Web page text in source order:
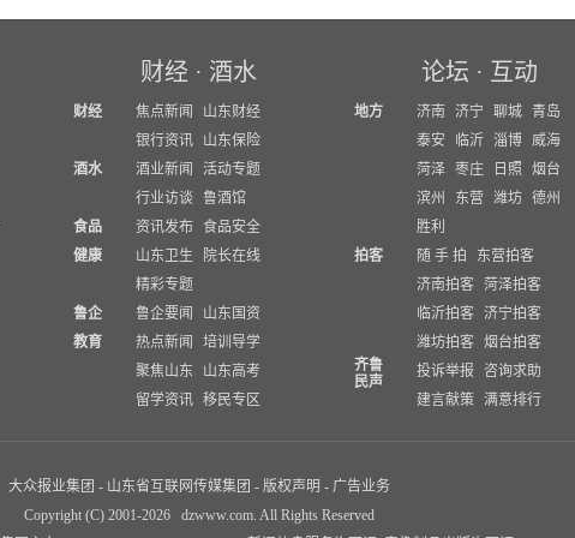
财经 · 酒水
财经 焦点新闻
山东财经
银行资讯
山东保险
酒水
酒业新闻
活动专题
行业访谈
鲁酒馆
食品
资讯发布 食品安全
健康
山东卫生
院长在线
精彩专题
鲁企
鲁企要闻
山东国资
教育
热点新闻
培训导学
聚焦山东
山东高考
留学资讯 移民专区
论坛 · 互动
地方 济南 济宁 聊城 青岛
泰安
临沂 淄博 威海
菏泽 枣庄 日照
烟台
滨州
东营 潍坊 德州
胜利
拍客
随 手 拍
东营拍客
济南拍客 菏泽拍客
临沂拍客 济宁拍客
潍坊拍客 烟台拍客
齐鲁
民声
投诉举报
咨询求助
建言献策 满意排行
大众报业集团 - 山东省互联网传媒集团 - 版权声明 - 广告业务
Copyright (C) 2001-2026 dzwww.com. All Rights Reserved